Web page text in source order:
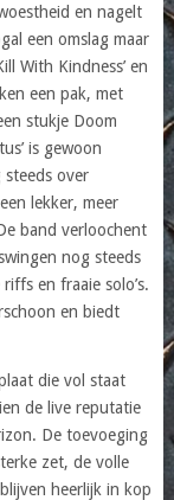
en nagelt
een omslag maar
With Kindness’ en
een pak, met
stukje Doom
is gewoon
over
lekker, meer
band verloochent
nog steeds
en fraaie solo’s.
en biedt
die vol staat
de live reputatie
De toevoeging
zet, de volle
heerlijk in kop